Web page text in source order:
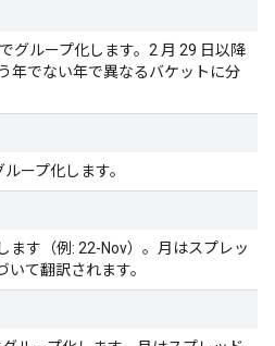
グループ化します。2 月 29 日以降
年でない年で異なるバケットに分
ープ化します。
ます（例: 22-Nov）。月はスプレッ
いて翻訳されます。